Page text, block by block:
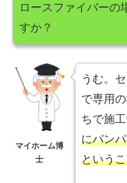
ロースファイバーの
すか？
マイホーム博
士
うむ。
で専用
ちで施
にパン
という